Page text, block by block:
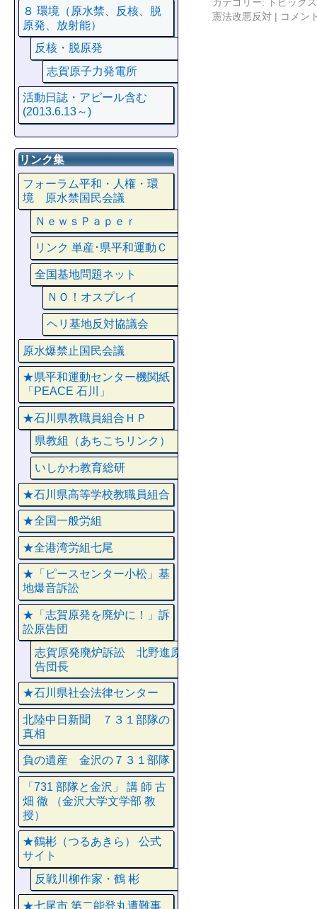
憲法改悪反対 | コメン
８ 環境（原水禁、反核、脱
原発、放射能）
反核・脱原発
志賀原子力発電所
活動日誌・アピール含む
(2013.6.13～)
リンク集
フォーラム平和・人権・環
境 原水禁国民会議
ＮｅｗｓＰａｐｅｒ
リンク 単産･県平和運動Ｃ
全国基地問題ネット
ＮＯ！オスプレイ
ヘリ基地反対協議会
原水爆禁止国民会議
★県平和運動センター機関紙
「PEACE 石川」
★石川県教職員組合ＨＰ
県教組（あちこちリンク）
いしかわ教育総研
★石川県高等学校教職員組合
★全国一般労組
★全港湾労組七尾
★「ピースセンター小松」基
地爆音訴訟
★「志賀原発を廃炉に！」訴
訟原告団
志賀原発廃炉訴訟 北野進原
告団長
★石川県社会法律センター
北陸中日新聞 ７３１部隊の
真相
負の遺産 金沢の７３１部隊
「731 部隊と金沢」 講 師 古
畑 徹 （金沢大学文学部 教
授）
★鶴彬（つるあきら） 公式
サイト
反戦川柳作家・鶴 彬
★七尾市 第二能登丸遭難事